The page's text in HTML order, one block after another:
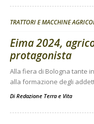
TRATTORI E MACCHINE
Eima 2024,
protagonista
Alla fiera di Bologna tante
alla formazione degli
Di Redazione Terra e Vita